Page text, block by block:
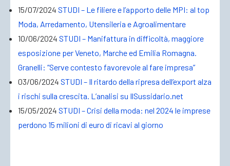
15/07/2024 STUDI – Le filiere e l’apporto delle MPI: al top
Moda, Arredamento, Utensileria e Agroalimentare
10/06/2024 STUDI – Manifattura in difficoltà, maggiore
esposizione per Veneto, Marche ed Emilia Romagna.
Granelli: “Serve contesto favorevole al fare impresa”
03/06/2024 STUDI – Il ritardo della ripresa dell’export alza
i rischi sulla crescita. L’analisi su IlSussidario.net
15/05/2024 STUDI – Crisi della moda: nel 2024 le imprese
perdono 15 milioni di euro di ricavi al giorno